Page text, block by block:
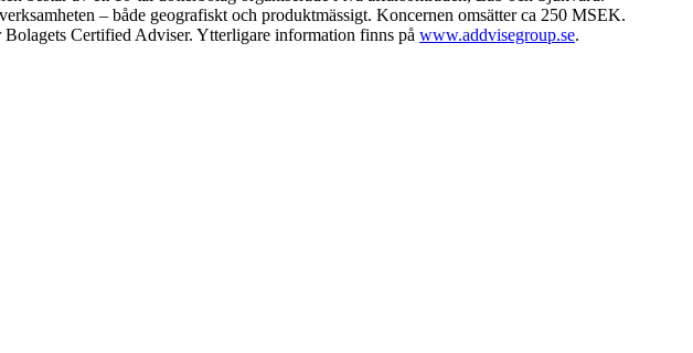
– både geografiskt och produktmässigt. Koncernen omsätter ca 250 MSEK.
Certified Adviser. Ytterligare information finns på www.addvisegroup.se.